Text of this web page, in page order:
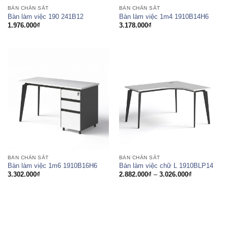
BÀN CHÂN SẮT
Bàn làm việc 190 241B12
1.976.000₫
BÀN CHÂN SẮT
Bàn làm việc 1m4 1910B14H6
3.178.000₫
BÀN CHÂN SẮT
Bàn làm việc 1m6 1910B16H6
3.302.000₫
BÀN CHÂN SẮT
Bàn làm việc chữ L 1910BLP14
2.882.000₫ – 3.026.000₫Khoảng